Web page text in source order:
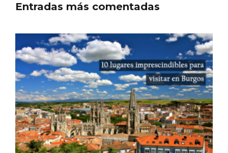
Entradas más comentadas
Cigales inaugura la musealización de los
arcos de la Iglesia de Santiago Apóstol